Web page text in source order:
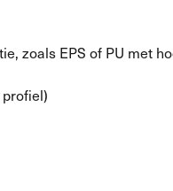
zoals EPS of PU met